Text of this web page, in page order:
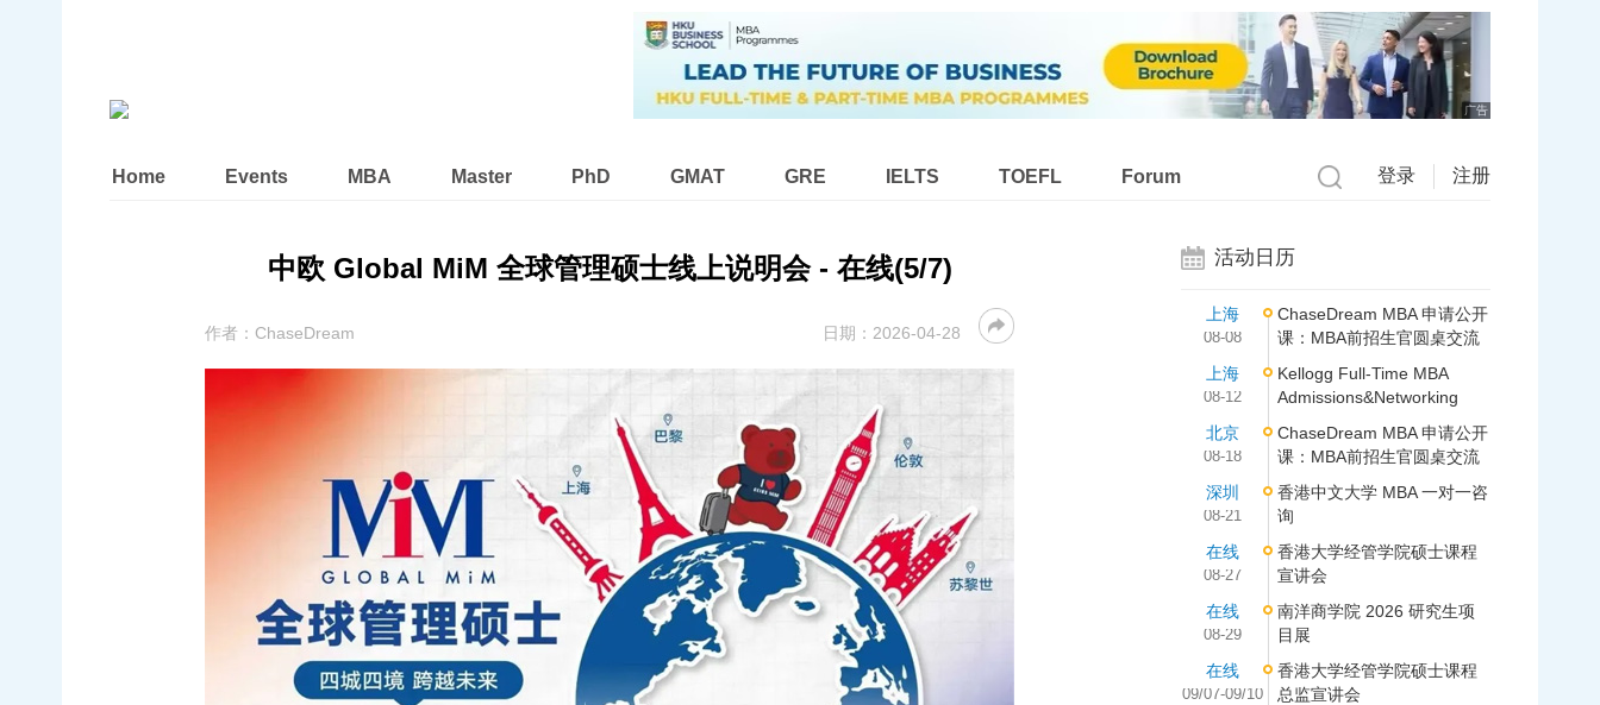
广告
Home Events MBA Master PhD GMAT GRE IELTS TOEFL Forum 登录 注册
中欧 Global MiM 全球管理硕士线上说明会 - 在线(5/7)
作者： ChaseDream 日期： 2026-04-28
活动日历
上海
08-08
ChaseDream MBA 申请公开
课：MBA前招生官圆桌交流
上海
08-12
Kellogg Full-Time MBA
Admissions&Networking
北京
08-18
ChaseDream MBA 申请公开
课：MBA前招生官圆桌交流
深圳
08-21
香港中文大学 MBA 一对一咨
询
在线
08-27
香港大学经管学院硕士课程
宣讲会
在线
08-29
南洋商学院 2026 研究生项
目展
在线
09/07-09/10
香港大学经管学院硕士课程
总监宣讲会